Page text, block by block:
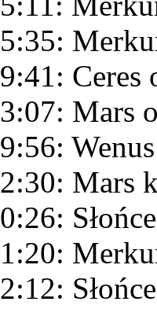
Ceres
Mars
Mars